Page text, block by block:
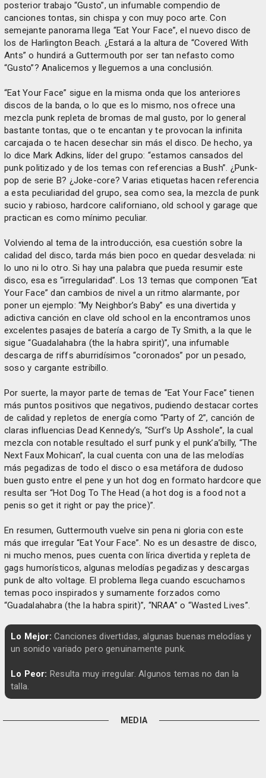
posterior trabajo “Gusto”, un infumable compendio de
canciones tontas, sin chispa y con muy poco arte. Con
semejante panorama llega “Eat Your Face”, el nuevo disco de
los de Harlington Beach. ¿Estará a la altura de “Covered With
Ants” o hundirá a Guttermouth por ser tan nefasto como
“Gusto”? Analicemos y lleguemos a una conclusión.
“Eat Your Face” sigue en la misma onda que los anteriores
discos de la banda, o lo que es lo mismo, nos ofrece una
mezcla punk repleta de bromas de mal gusto, por lo general
bastante tontas, que o te encantan y te provocan la infinita
carcajada o te hacen desechar sin más el disco. De hecho, ya
lo dice Mark Adkins, líder del grupo: “estamos cansados del
punk politizado y de los temas con referencias a Bush”. ¿Punk-
pop de serie B? ¿Joke-core? Varias etiquetas hacen referencia
a esta peculiaridad del grupo, sea como sea, la mezcla de punk
sucio y rabioso, hardcore californiano, old school y garage que
practican es como mínimo peculiar.
Volviendo al tema de la introducción, esa cuestión sobre la
calidad del disco, tarda más bien poco en quedar desvelada: ni
lo uno ni lo otro. Si hay una palabra que pueda resumir este
disco, esa es “irregularidad”. Los 13 temas que componen “Eat
Your Face” dan cambios de nivel a un ritmo alarmante, por
poner un ejemplo: “My Neighbor’s Baby” es una divertida y
adictiva canción en clave old school en la encontramos unos
excelentes pasajes de batería a cargo de Ty Smith, a la que le
sigue “Guadalahabra (the la habra spirit)”, una infumable
descarga de riffs aburridísimos “coronados” por un pesado,
soso y cargante estribillo.
Por suerte, la mayor parte de temas de “Eat Your Face” tienen
más puntos positivos que negativos, pudiendo destacar cortes
de calidad y repletos de energía como “Party of 2”, canción de
claras influencias Dead Kennedy’s, “Surf’s Up Asshole”, la cual
mezcla con notable resultado el surf punk y el punk’a’billy, “The
Next Faux Mohican”, la cual cuenta con una de las melodías
más pegadizas de todo el disco o esa metáfora de dudoso
buen gusto entre el pene y un hot dog en formato hardcore que
resulta ser “Hot Dog To The Head (a hot dog is a food not a
penis so get it right or pay the price)”.
En resumen, Guttermouth vuelve sin pena ni gloria con este
más que irregular “Eat Your Face”. No es un desastre de disco,
ni mucho menos, pues cuenta con lírica divertida y repleta de
gags humorísticos, algunas melodías pegadizas y descargas
punk de alto voltage. El problema llega cuando escuchamos
temas poco inspirados y sumamente forzados como
“Guadalahabra (the la habra spirit)”, “NRAA” o “Wasted Lives”.
Lo Mejor: Canciones divertidas, algunas buenas melodías y
un sonido variado pero genuinamente punk.
Lo Peor: Resulta muy irregular. Algunos temas no dan la
talla.
MEDIA